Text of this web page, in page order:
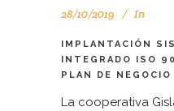
28/10/2019 In
IMPLANTACIÓN
INTEGRADO ISO
PLAN DE NEGOCIO
La cooperativa